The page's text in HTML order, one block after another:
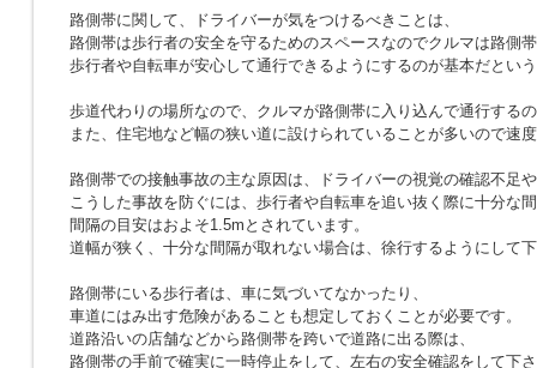
路側帯に関して、ドライバーが気をつけるべきことは、
路側帯は歩行者の安全を守るためのスペースなのでクルマは路側
歩行者や自転車が安心して通行できるようにするのが基本だとい
歩道代わりの場所なので、クルマが路側帯に入り込んで通行する
また、住宅地など幅の狭い道に設けられていることが多いので速
路側帯での接触事故の主な原因は、ドライバーの視覚の確認不足
こうした事故を防ぐには、歩行者や自転車を追い抜く際に十分な
間隔の目安はおよそ1.5mとされています。
道幅が狭く、十分な間隔が取れない場合は、徐行するようにして
路側帯にいる歩行者は、車に気づいてなかったり、
車道にはみ出す危険があることも想定しておくことが必要です。
道路沿いの店舗などから路側帯を跨いで道路に出る際は、
路側帯の手前で確実に一時停止をして、左右の安全確認をして下